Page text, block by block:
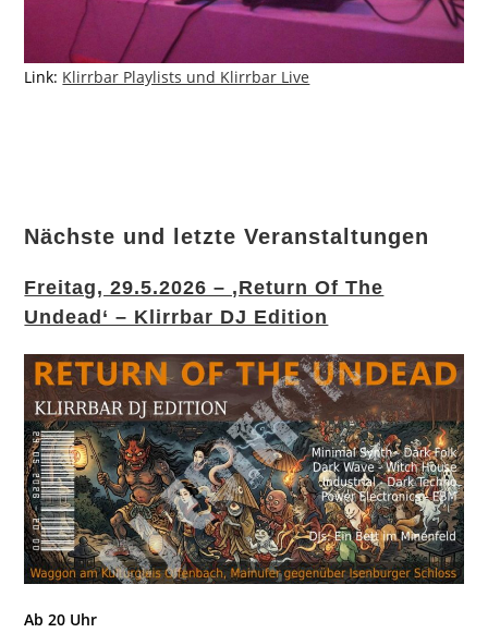
Link: Klirrbar Playlists und Klirrbar Live
Nächste und letzte Veranstaltungen
Freitag, 29.5.2026 – ‚Return Of The
Undead‘ – Klirrbar DJ Edition
Ab 20 Uhr